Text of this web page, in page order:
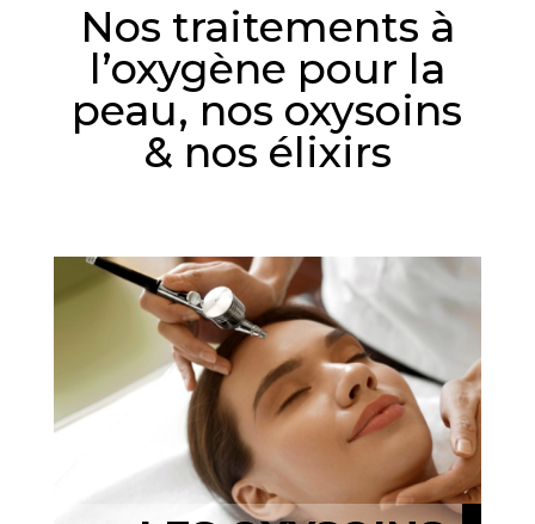
Nos traitements à
l’oxygène pour la
peau, nos oxysoins
& nos élixirs